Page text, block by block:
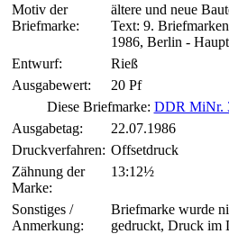
Motiv der
Briefmarke:
ältere und neue
Text: 9.
1986, Berlin -
Entwurf:
Rieß
Ausgabewert:
20 Pf
Diese Briefmarke: DDR MiNr.
Ausgabetag:
22.07.1986
Druckverfahren: Offsetdruck
Zähnung der
Marke:
13:12½
Sonstiges /
Anmerkung:
Briefmarke wurde
gedruckt, Druck im